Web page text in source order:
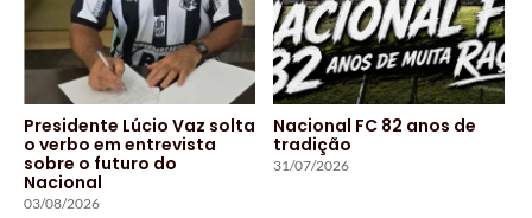
Presidente Lúcio Vaz solta
o verbo em entrevista
sobre o futuro do
Nacional
03/08/2026
Nacional FC 82 anos de
tradição
31/07/2026